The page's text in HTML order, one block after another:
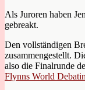
Als Juroren haben
gebreakt.
Den vollständigen
zusammengestellt.
also die Finalrunde
Flynns World